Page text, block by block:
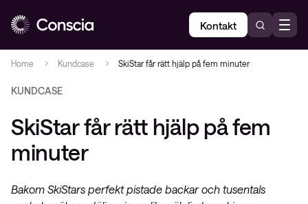
Kontakt
Home Kundcase SkiStar får rätt hjälp på fem minuter
KUNDCASE
SkiStar får rätt hjälp på fem
minuter
Bakom SkiStars perfekt pistade backar och tusentals